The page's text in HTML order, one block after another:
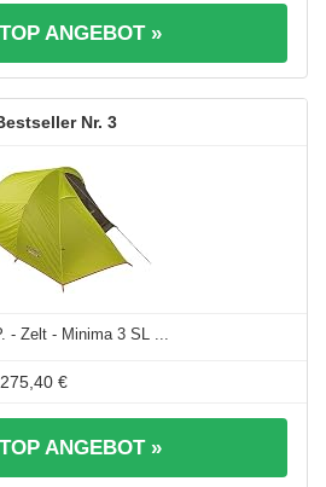
ANGEBOT »
3
- Zelt - Minima 3 SL ...
275,40 €
ANGEBOT »